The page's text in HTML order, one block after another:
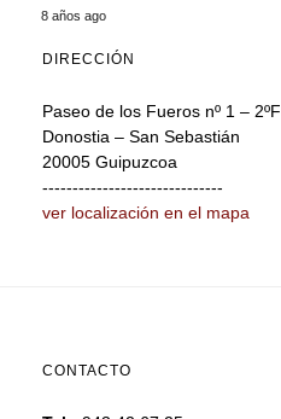
8 años ago
DIRECCIÓN
Paseo de los Fueros nº 1 – 2ºF
Donostia – San Sebastián
20005 Guipuzcoa
------------------------------
ver localización en el mapa
CONTACTO